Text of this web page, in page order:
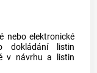
nebo elektronické
dokládání listin
v návrhu a listin